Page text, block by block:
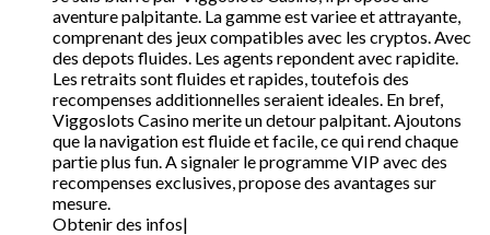
aventure palpitante. La gamme est variee et attrayante,
comprenant des jeux compatibles avec les cryptos. Avec
des depots fluides. Les agents repondent avec rapidite.
Les retraits sont fluides et rapides, toutefois des
recompenses additionnelles seraient ideales. En bref,
Viggoslots Casino merite un detour palpitant. Ajoutons
que la navigation est fluide et facile, ce qui rend chaque
partie plus fun. A signaler le programme VIP avec des
recompenses exclusives, propose des avantages sur
mesure.
Obtenir des infos|